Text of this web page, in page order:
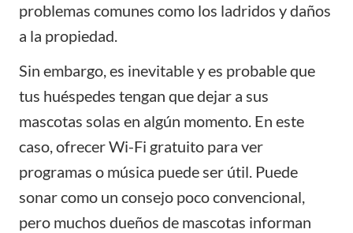
problemas comunes como los ladridos y daños
a la propiedad.
Sin embargo, es inevitable y es probable que
tus huéspedes tengan que dejar a sus
mascotas solas en algún momento. En este
caso, ofrecer Wi-Fi gratuito para ver
programas o música puede ser útil. Puede
sonar como un consejo poco convencional,
pero muchos dueños de mascotas informan